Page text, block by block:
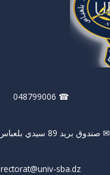
☎ 048799006
✉ صندوق بريد 89 سيدي بلعباس الجزائر
rectorat@univ-sba.dz